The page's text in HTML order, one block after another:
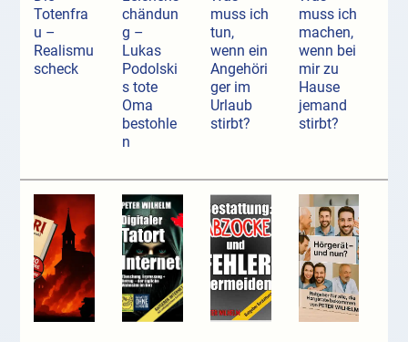
Totenfra
u –
Realismu
scheck
chändun
g –
Lukas
Podolski
s tote
Oma
bestohle
n
muss ich
tun,
wenn ein
Angehöri
ger im
Urlaub
stirbt?
muss ich
machen,
wenn bei
mir zu
Hause
jemand
stirbt?